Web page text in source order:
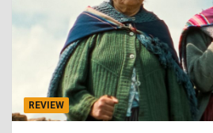
REVIEW